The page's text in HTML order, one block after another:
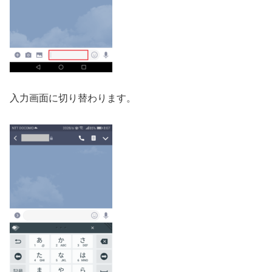
入力画面に切り替わります。